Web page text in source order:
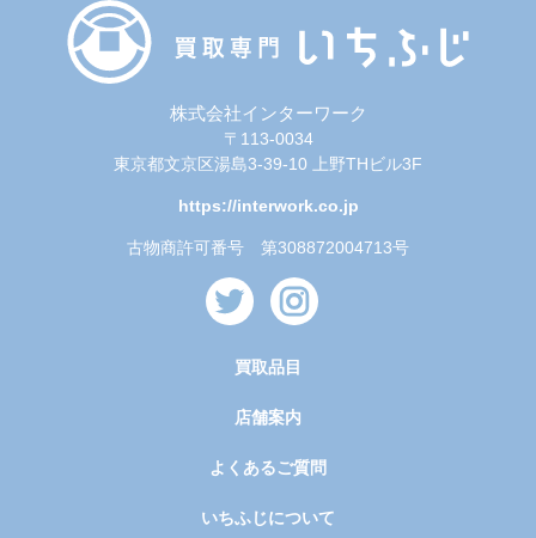
株式会社インターワーク
〒113-0034
東京都文京区湯島3-39-10 上野THビル3F
https://interwork.co.jp
古物商許可番号 第308872004713号
買取品目
店舗案内
よくあるご質問
いちふじについて